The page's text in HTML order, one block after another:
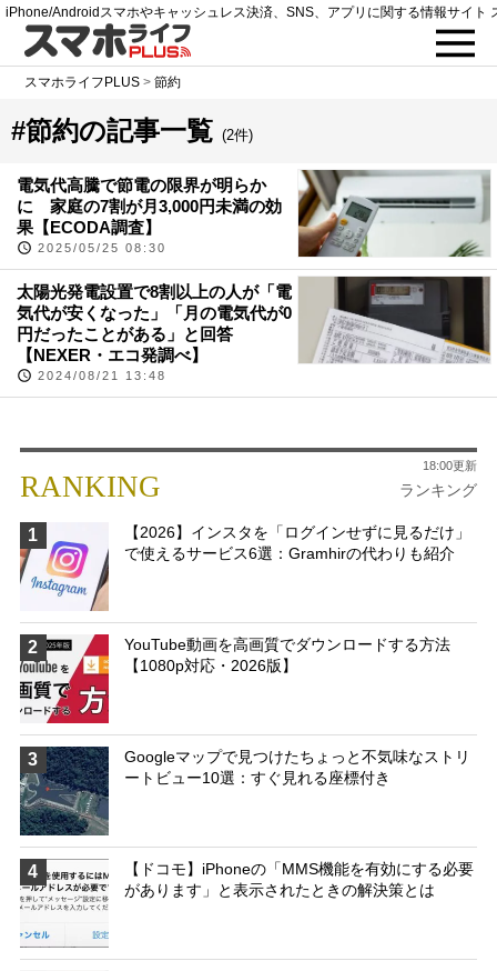
iPhone/Androidスマホやキャッシュレス決済、SNS、アプリに関する情報サイト
スマホライフPLUS >節約
#節約の記事一覧 (2件)
電気代高騰で節電の限界が明らか
に 家庭の7割が月3,000円未満の効
果【ECODA調査】
2025/05/25 08:30
太陽光発電設置で8割以上の人が「電
気代が安くなった」「月の電気代が0
円だったことがある」と回答
【NEXER・エコ発調べ】
2024/08/21 13:48
RANKING ランキング
18:00更新
1
【2026】インスタを「ログインせずに見るだけ」
で使えるサービス6選：Gramhirの代わりも紹介
2
YouTube動画を高画質でダウンロードする方法
【1080p対応・2026版】
3
Googleマップで見つけたちょっと不気味なストリ
ートビュー10選：すぐ見れる座標付き
4
【ドコモ】iPhoneの「MMS機能を有効にする必要
があります」と表示されたときの解決策とは